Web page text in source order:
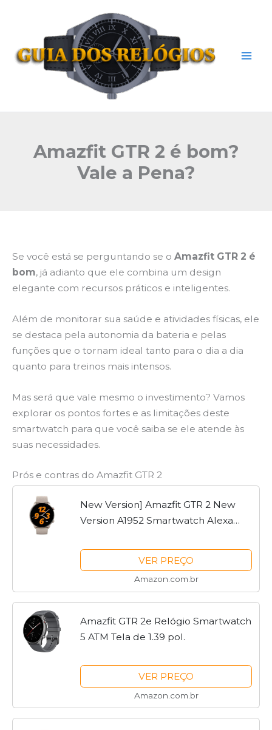
conteúdo
Amazfit GTR 2 é bom?
Vale a Pena?
Se você está se perguntando se o Amazfit GTR 2 é
bom, já adianto que ele combina um design
elegante com recursos práticos e inteligentes.
Além de monitorar sua saúde e atividades físicas, ele
se destaca pela autonomia da bateria e pelas
funções que o tornam ideal tanto para o dia a dia
quanto para treinos mais intensos.
Mas será que vale mesmo o investimento? Vamos
explorar os pontos fortes e as limitações deste
smartwatch para que você saiba se ele atende às
suas necessidades.
Prós e contras do Amazfit GTR 2
New Version] Amazfit GTR 2 New
Version A1952 Smartwatch Alexa
Watch For Android iOS Phone -
Lightning (Grey)
VER PREÇO
Amazon.com.br
Amazfit GTR 2e Relógio Smartwatch
5 ATM Tela de 1.39 pol.
VER PREÇO
Amazon.com.br